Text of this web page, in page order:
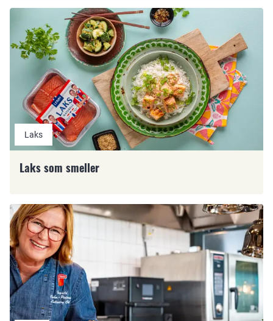
Laks
Laks som smeller